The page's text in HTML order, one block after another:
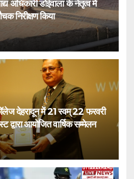
अधिकारी डोईवाला के नेतृत्व में
निरीक्षण किया
देहरादून में 21 स्वम् 22 फरवरी
द्वारा आयोजित वार्षिक सम्मेलन